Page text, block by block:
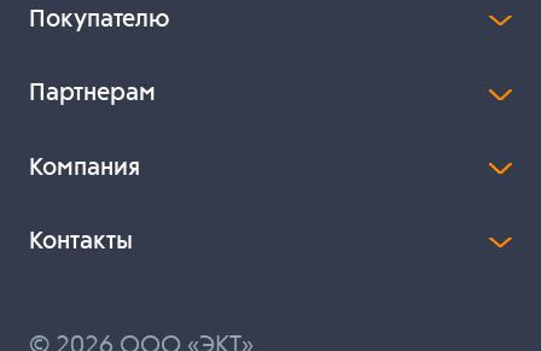
Покупателю
Партнерам
Компания
Контакты